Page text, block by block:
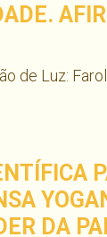
de Luz:
DA